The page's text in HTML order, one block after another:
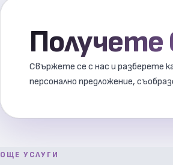
Свържете се с нас и разберете
персонално предложение,
ОЩЕ УСЛУГИ